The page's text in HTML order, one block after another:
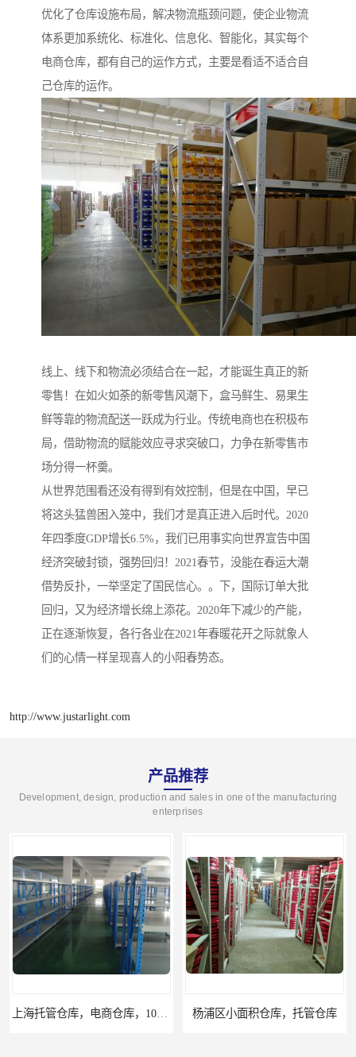
优化了仓库设施布局，解决物流瓶颈问题，使企业物流
体系更加系统化、标准化、信息化、智能化，其实每个
电商仓库，都有自己的运作方式，主要是看适不适合自
己仓库的运作。
线上、线下和物流必须结合在一起，才能诞生真正的新
零售！在如火如荼的新零售风潮下，盒马鲜生、易果生
鲜等靠的物流配送一跃成为行业。传统电商也在积极布
局，借助物流的赋能效应寻求突破口，力争在新零售市
场分得一杯羹。
从世界范围看还没有得到有效控制，但是在中国，早已
将这头猛兽困入笼中，我们才是真正进入后时代。2020
年四季度GDP增长6.5%，我们已用事实向世界宣告中国
经济突破封锁，强势回归！2021春节，没能在春运大潮
借势反扑，一举坚定了国民信心。。下，国际订单大批
回归，又为经济增长绵上添花。2020年下减少的产能，
正在逐渐恢复，各行各业在2021年春暖花开之际就象人
们的心情一样呈现喜人的小阳春势态。
http://www.justarlight.com
产品推荐
Development, design, production and sales in one of the manufacturing
enterprises
上海托管仓库，电商仓库，10平起租 杨浦区小面积仓库，托管仓库